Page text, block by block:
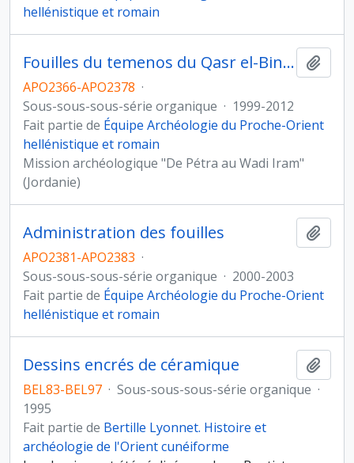
hellénistique et romain
Fouilles du temenos du Qasr el-Bint et du bâtiment nabatéen à l'Est
APO2366-APO2378 ·
Sous-sous-sous-série organique · 1999-2012
Fait partie de Équipe Archéologie du Proche-Orient
hellénistique et romain
Mission archéologique "De Pétra au Wadi Iram"
(Jordanie)
Administration des fouilles
APO2381-APO2383 ·
Sous-sous-sous-série organique · 2000-2003
Fait partie de Équipe Archéologie du Proche-Orient
hellénistique et romain
Dessins encrés de céramique
BEL83-BEL97 · Sous-sous-sous-série organique ·
1995
Fait partie de Bertille Lyonnet. Histoire et
archéologie de l'Orient cunéiforme